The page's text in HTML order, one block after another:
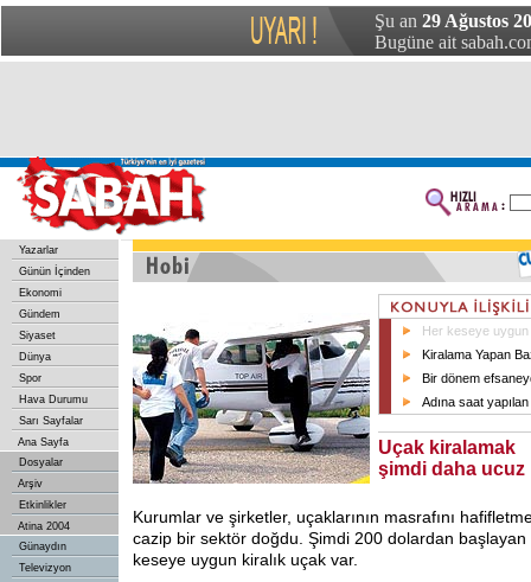
Şu an 29 Ağustos
Bugüne ait
Yazarlar
Günün İçinden
Ekonomi
Gündem
Siyaset
Dünya
Spor
Hava Durumu
Sarı Sayfalar
Ana Sayfa
Dosyalar
Arşiv
Etkinlikler
Atina 2004
Günaydın
Televizyon
Her keseye
Kiralama Yapan
Bir dönem
Adına saat
Uçak kiralamak
şimdi daha ucuz
Kurumlar ve şirketler, uçaklarının masrafını
cazip bir sektör doğdu. Şimdi 200 dolardan
keseye uygun kiralık uçak var.